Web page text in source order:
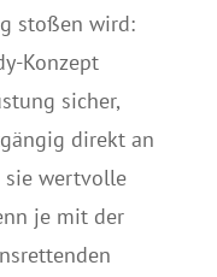
stoßen wird:
Konzept
sicher,
direkt an
sie wertvolle
je mit der